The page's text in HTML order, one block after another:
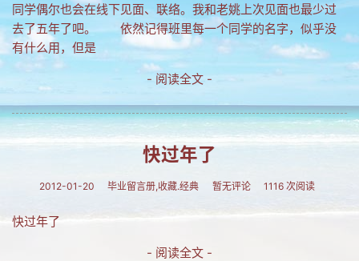
流行.时代.天下
网络新事物
收藏.经典
网友情怀
链接
Nav
留言
同学偶尔也会在线下见面、联络。我和老姚上次见面也最少过
去了五年了吧。 依然记得班里每一个同学的名字，似乎没
有什么用，但是
- 阅读全文 -
快过年了
2012-01-20 毕业留言册,收藏.经典 暂无评论 1116 次阅读
快过年了
- 阅读全文 -